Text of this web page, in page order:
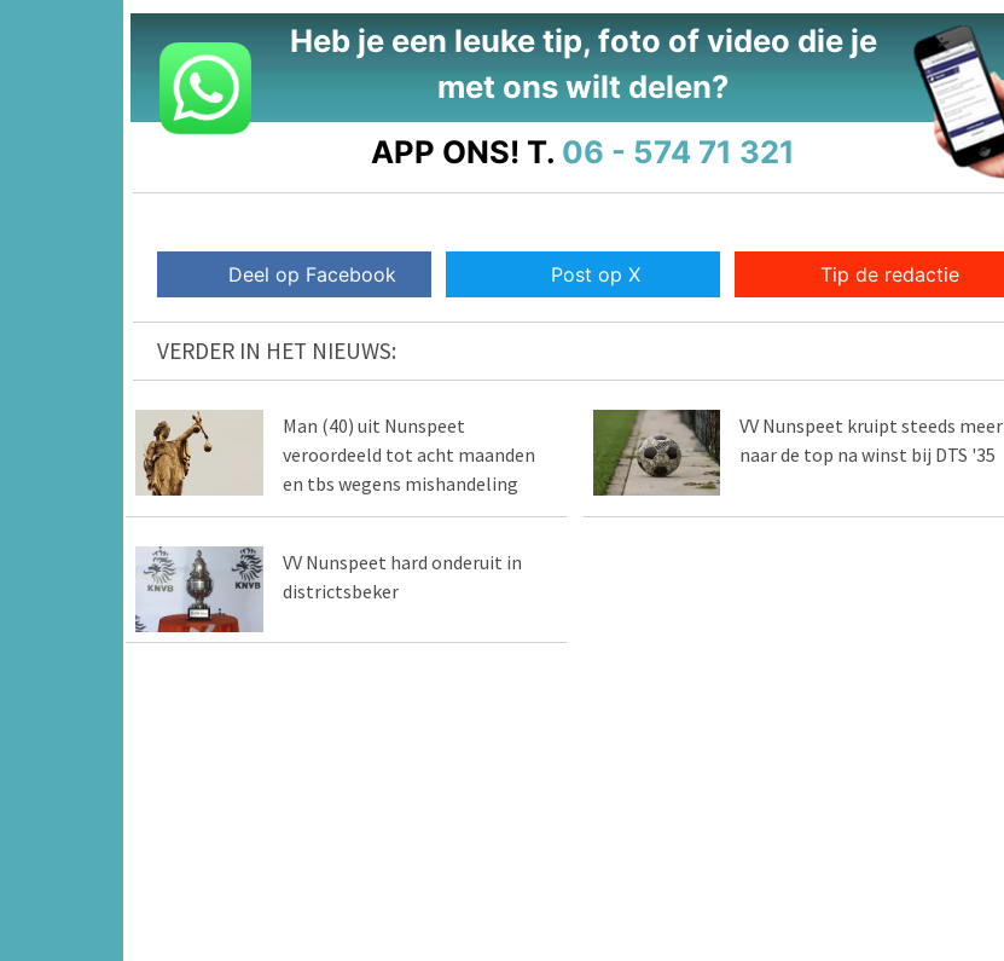
Heb je een leuke tip, foto of video die je
met ons wilt delen?
APP ONS! T. 06 - 574 71 321
Deel op Facebook Post op X Tip de redactie
VERDER IN HET NIEUWS:
Man (40) uit Nunspeet
veroordeeld tot acht maanden
en tbs wegens mishandeling
VV Nunspeet kruipt steeds meer
naar de top na winst bij DTS '35
VV Nunspeet hard onderuit in
districtsbeker